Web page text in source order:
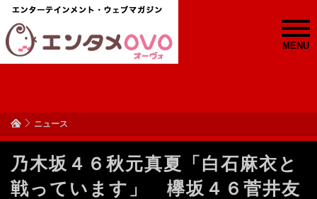
MENU
ニュース
乃木坂４６秋元真夏「白石麻衣と
戦っています」 欅坂４６菅井友